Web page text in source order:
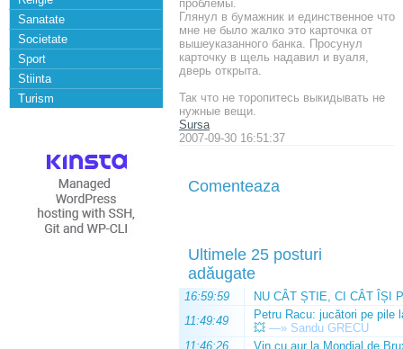
Sanatate
Societate
Sport
Stiinta
Turism
проблемы.
Глянул в бумажник и единственное что
мне не было жалко это карточка от
вышеуказанного банка. Просунул
карточку в щель надавил и вуаля,
дверь открыта.
Так что не торопитесь выкидывать не
нужные вещи.
Sursa
2007-09-30 16:51:37
Comenteaza
Ultimele 25 posturi
adăugate
16:59:59
NU CÂT ȘTIE, CI CÂT ÎȘI
11:49:49
Petru Racu: jucători pe pile
💥 —» Sandu GRECU
11:46:26
Vin cu aur la Mondial de